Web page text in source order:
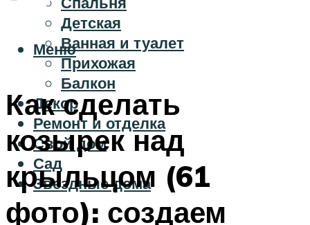
Детская
Ванная и туалет
Прихожая
Балкон
Декор
Ремонт и отделка
Свой дом
Сад
Звездные дома
Меню
Как сделать
козырек над
крыльцом (61
фото): создаем